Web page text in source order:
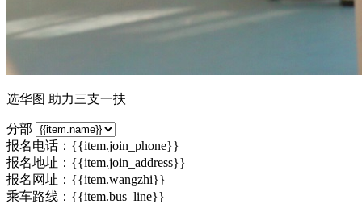
选华图 助力三支一扶
分部
报名电话： {{item.join_phone}}
报名地址：{{item.join_address}}
报名网址： {{item.wangzhi}}
乘车路线：{{item.bus_line}}